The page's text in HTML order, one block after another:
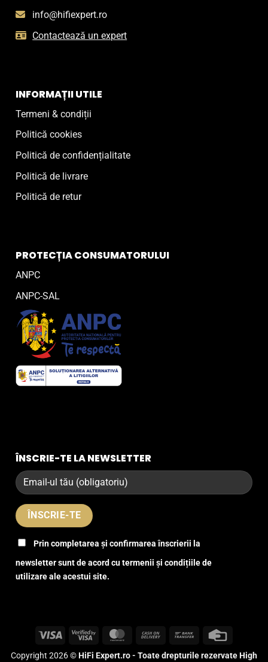
info@hifiexpert.ro
Contactează un expert
INFORMAȚII UTILE
Termeni & condiții
Politică cookies
Politică de confidențialitate
Politică de livrare
Politică de retur
PROTECȚIA CONSUMATORULUI
ANPC
ANPC-SAL
ÎNSCRIE-TE LA NEWSLETTER
Prin completarea și confirmarea înscrierii la
newsletter sunt de acord cu termenii și condițiile de
utilizare ale acestui site.
Visa
Visa
MasterCardCash
Bank
Copyright 2026 ©HiFi Expert.ro - Toate drepturile rezervate High